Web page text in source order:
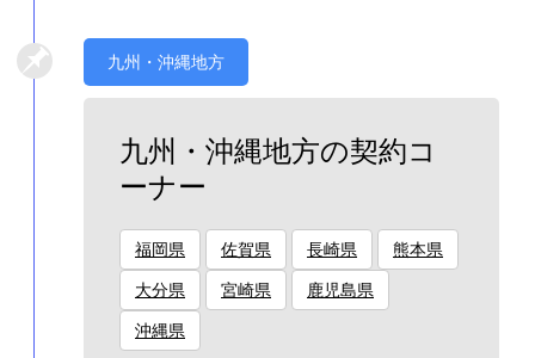
九州・沖縄地方
九州・沖縄地方の契約コ
ーナー
福岡県 佐賀県 長崎県 熊本県
大分県 宮崎県 鹿児島県
沖縄県